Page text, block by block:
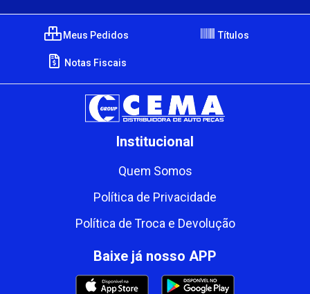
Meus Pedidos Títulos
Notas Fiscais
Institucional
Quem Somos
Política de Privacidade
Política de Troca e Devolução
Baixe já nosso APP